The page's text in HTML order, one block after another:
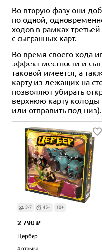
Во вторую фазу они
по одной,
ходов в рамках
с сыгранных карт.
Во время своего хода
эффект местности и
таковой имеется, а
карту из лежащих на
позволяют убирать
верхнюю карту колоды
или отправить под низ).
3-7 45+ 10+
Цербер
4 отзыва
2 790 ₽